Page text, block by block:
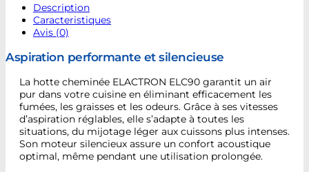
Description
Caracteristiques
Avis (0)
Aspiration performante et silencieuse
La hotte cheminée ELACTRON ELC90 garantit un air
pur dans votre cuisine en éliminant efficacement les
fumées, les graisses et les odeurs. Grâce à ses vitesses
d’aspiration réglables, elle s’adapte à toutes les
situations, du mijotage léger aux cuissons plus intenses.
Son moteur silencieux assure un confort acoustique
optimal, même pendant une utilisation prolongée.